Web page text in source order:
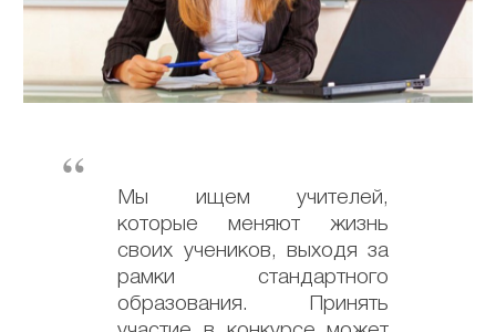
Мы ищем учителей,
которые меняют жизнь
своих учеников, выходя за
рамки стандартного
образования. Принять